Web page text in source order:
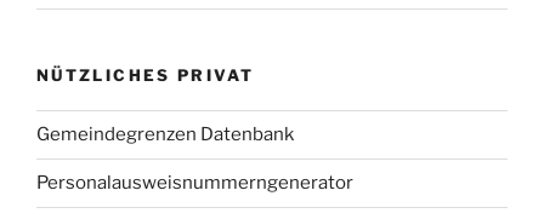
NÜTZLICHES PRIVAT
Gemeindegrenzen Datenbank
Personalausweisnummerngenerator